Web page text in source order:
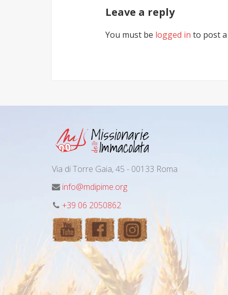
Leave a reply
You must be logged in to post
Via di Torre Gaia, 45 - 00133 Roma
info@mdipime.org
+39 06 2050862